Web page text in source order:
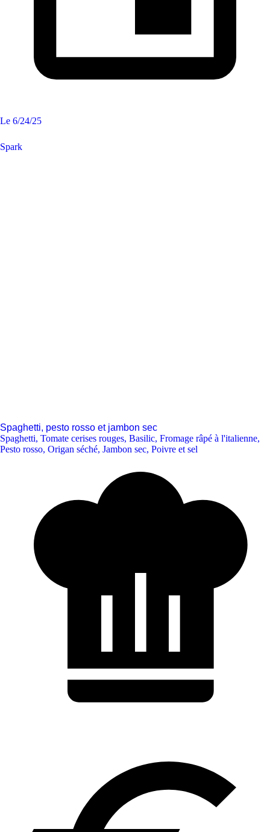
Le 6/24/25
Spark
Spaghetti, pesto rosso et jambon sec
Spaghetti, Tomate cerises rouges, Basilic, Fromage râpé à l'italienne,
Pesto rosso, Origan séché, Jambon sec, Poivre et sel